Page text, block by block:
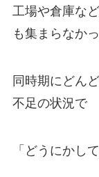
工場や倉庫な
も集まらなかっ
同時期にどん
不足の状況で
「どうにかし